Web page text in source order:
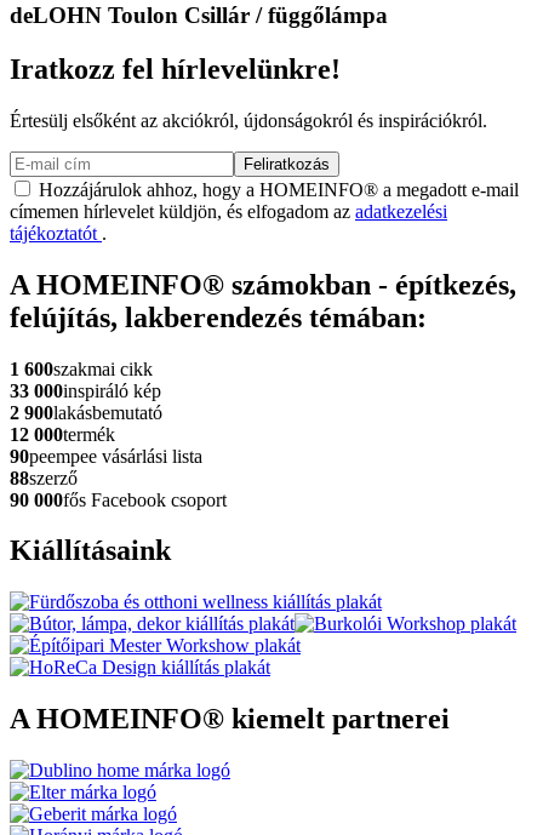
deLOHN Toulon Csillár / függőlámpa
Iratkozz fel hírlevelünkre!
Értesülj elsőként az akciókról, újdonságokról és inspirációkról.
Feliratkozás
Hozzájárulok ahhoz, hogy a HOMEINFO® a megadott e-mail
címemen hírlevelet küldjön, és elfogadom az adatkezelési
tájékoztatót .
A HOMEINFO® számokban - építkezés,
felújítás, lakberendezés témában:
1 600szakmai cikk
33 000inspiráló kép
2 900lakásbemutató
12 000termék
90peempee vásárlási lista
88szerző
90 000fős Facebook csoport
Kiállításaink
A HOMEINFO® kiemelt partnerei